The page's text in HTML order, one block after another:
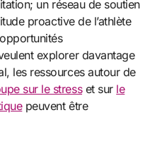
un réseau de soutien
proactive de l’athlète
explorer davantage
les ressources autour de
sur le stresset sur le
peuvent être